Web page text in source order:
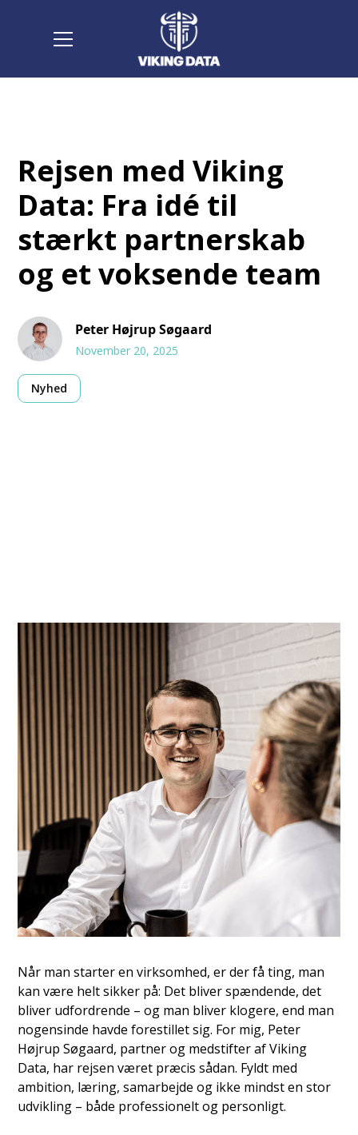
Rejsen med Viking
Data: Fra idé til
stærkt partnerskab
og et voksende team
Peter Højrup Søgaard
November 20, 2025
Nyhed
Når man starter en virksomhed, er der få ting, man
kan være helt sikker på: Det bliver spændende, det
bliver udfordrende – og man bliver klogere, end man
nogensinde havde forestillet sig. For mig, Peter
Højrup Søgaard, partner og medstifter af Viking
Data, har rejsen været præcis sådan. Fyldt med
ambition, læring, samarbejde og ikke mindst en stor
udvikling – både professionelt og personligt.